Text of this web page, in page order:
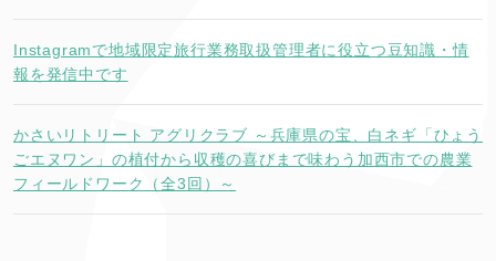
Instagramで地域限定旅行業務取扱管理者に役立つ豆知識・情
報を発信中です
かさいリトリート アグリクラブ ～兵庫県の宝、白ネギ「ひょう
ごエヌワン」の植付から収穫の喜びまで味わう加西市での農業
フィールドワーク（全3回）～